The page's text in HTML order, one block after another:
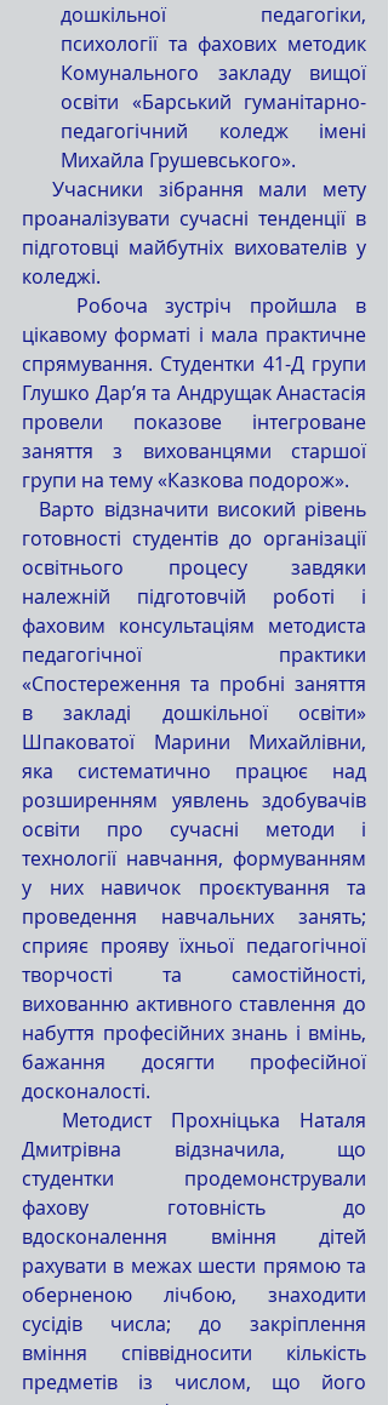
дошкільної педагогіки,
психології та фахових методик
Комунального закладу вищої
освіти «Барський гуманітарно-
педагогічний коледж імені
Михайла Грушевського».
  Учасники зібрання мали мету
проаналізувати сучасні тенденції в
підготовці майбутніх вихователів у
коледжі.
цікавому форматі і мала практичне
спрямування. Студентки 41-Д групи
Глушко Дар’я та Андрущак Анастасія
провели показове інтегроване
заняття з вихованцями старшої
групи на тему «Казкова подорож».
готовності студентів до організації
освітнього процесу завдяки
належній підготовчій роботі і
фаховим консультаціям методиста
педагогічної практики
«Спостереження та пробні заняття
в закладі дошкільної освіти»
Шпаковатої Марини Михайлівни,
яка систематично працює над
розширенням уявлень здобувачів
освіти про сучасні методи і
технології навчання, формуванням
у них навичок проєктування та
проведення навчальних занять;
сприяє прояву їхньої педагогічної
творчості та самостійності,
вихованню активного ставлення до
набуття професійних знань і вмінь,
бажання досягти професійної
досконалості.
Дмитрівна відзначила, що
студентки продемонстрували
фахову готовність до
вдосконалення вміння дітей
рахувати в межах шести прямою та
оберненою лічбою, знаходити
сусідів числа; до закріплення
вміння співвідносити кількість
предметів із числом, що його